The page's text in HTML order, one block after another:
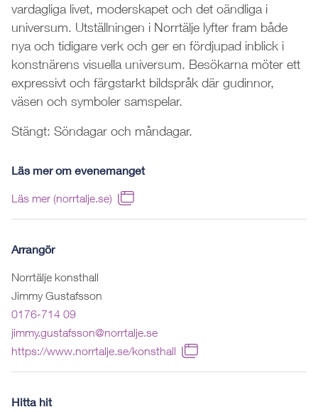
vardagliga livet, moderskapet och det oändliga i
universum. Utställningen i Norrtälje lyfter fram både
nya och tidigare verk och ger en fördjupad inblick i
konstnärens visuella universum. Besökarna möter ett
expressivt och färgstarkt bildspråk där gudinnor,
väsen och symboler samspelar.
Stängt: Söndagar och måndagar.
Läs mer om evenemanget
Läs mer (norrtalje.se)
Arrangör
Norrtälje konsthall
Jimmy Gustafsson
0176-714 09
jimmy.gustafsson@norrtalje.se
https://www.norrtalje.se/konsthall
Hitta hit